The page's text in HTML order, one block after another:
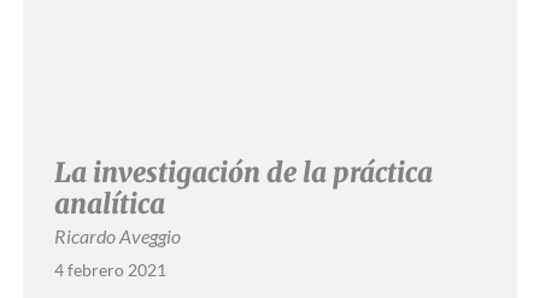
La investigación de la práctica
analítica
Ricardo Aveggio
4 febrero 2021